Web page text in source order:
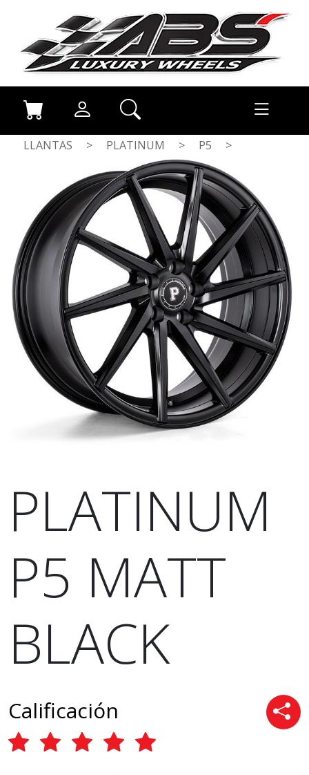
LLANTAS > PLATINUM > P5
>
PLATINUM
P5 MATT
BLACK
Calificación